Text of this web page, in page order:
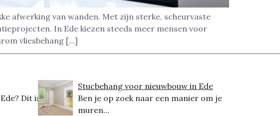
afwerking van wanden. Met zijn sterke, scheurvaste
In Ede kiezen steeds meer mensen voor
vliesbehang […]
Dit is
Stucbehang voor nieuwbouw in Ede
Ben je op zoek naar een manier om je
muren...